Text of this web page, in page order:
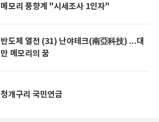
메모리 풍향계 "시세조사 1인자"
반도체 열전 (31) 난야테크(南亞科技) ...대
만 메모리의 꿈
청개구리 국민연금